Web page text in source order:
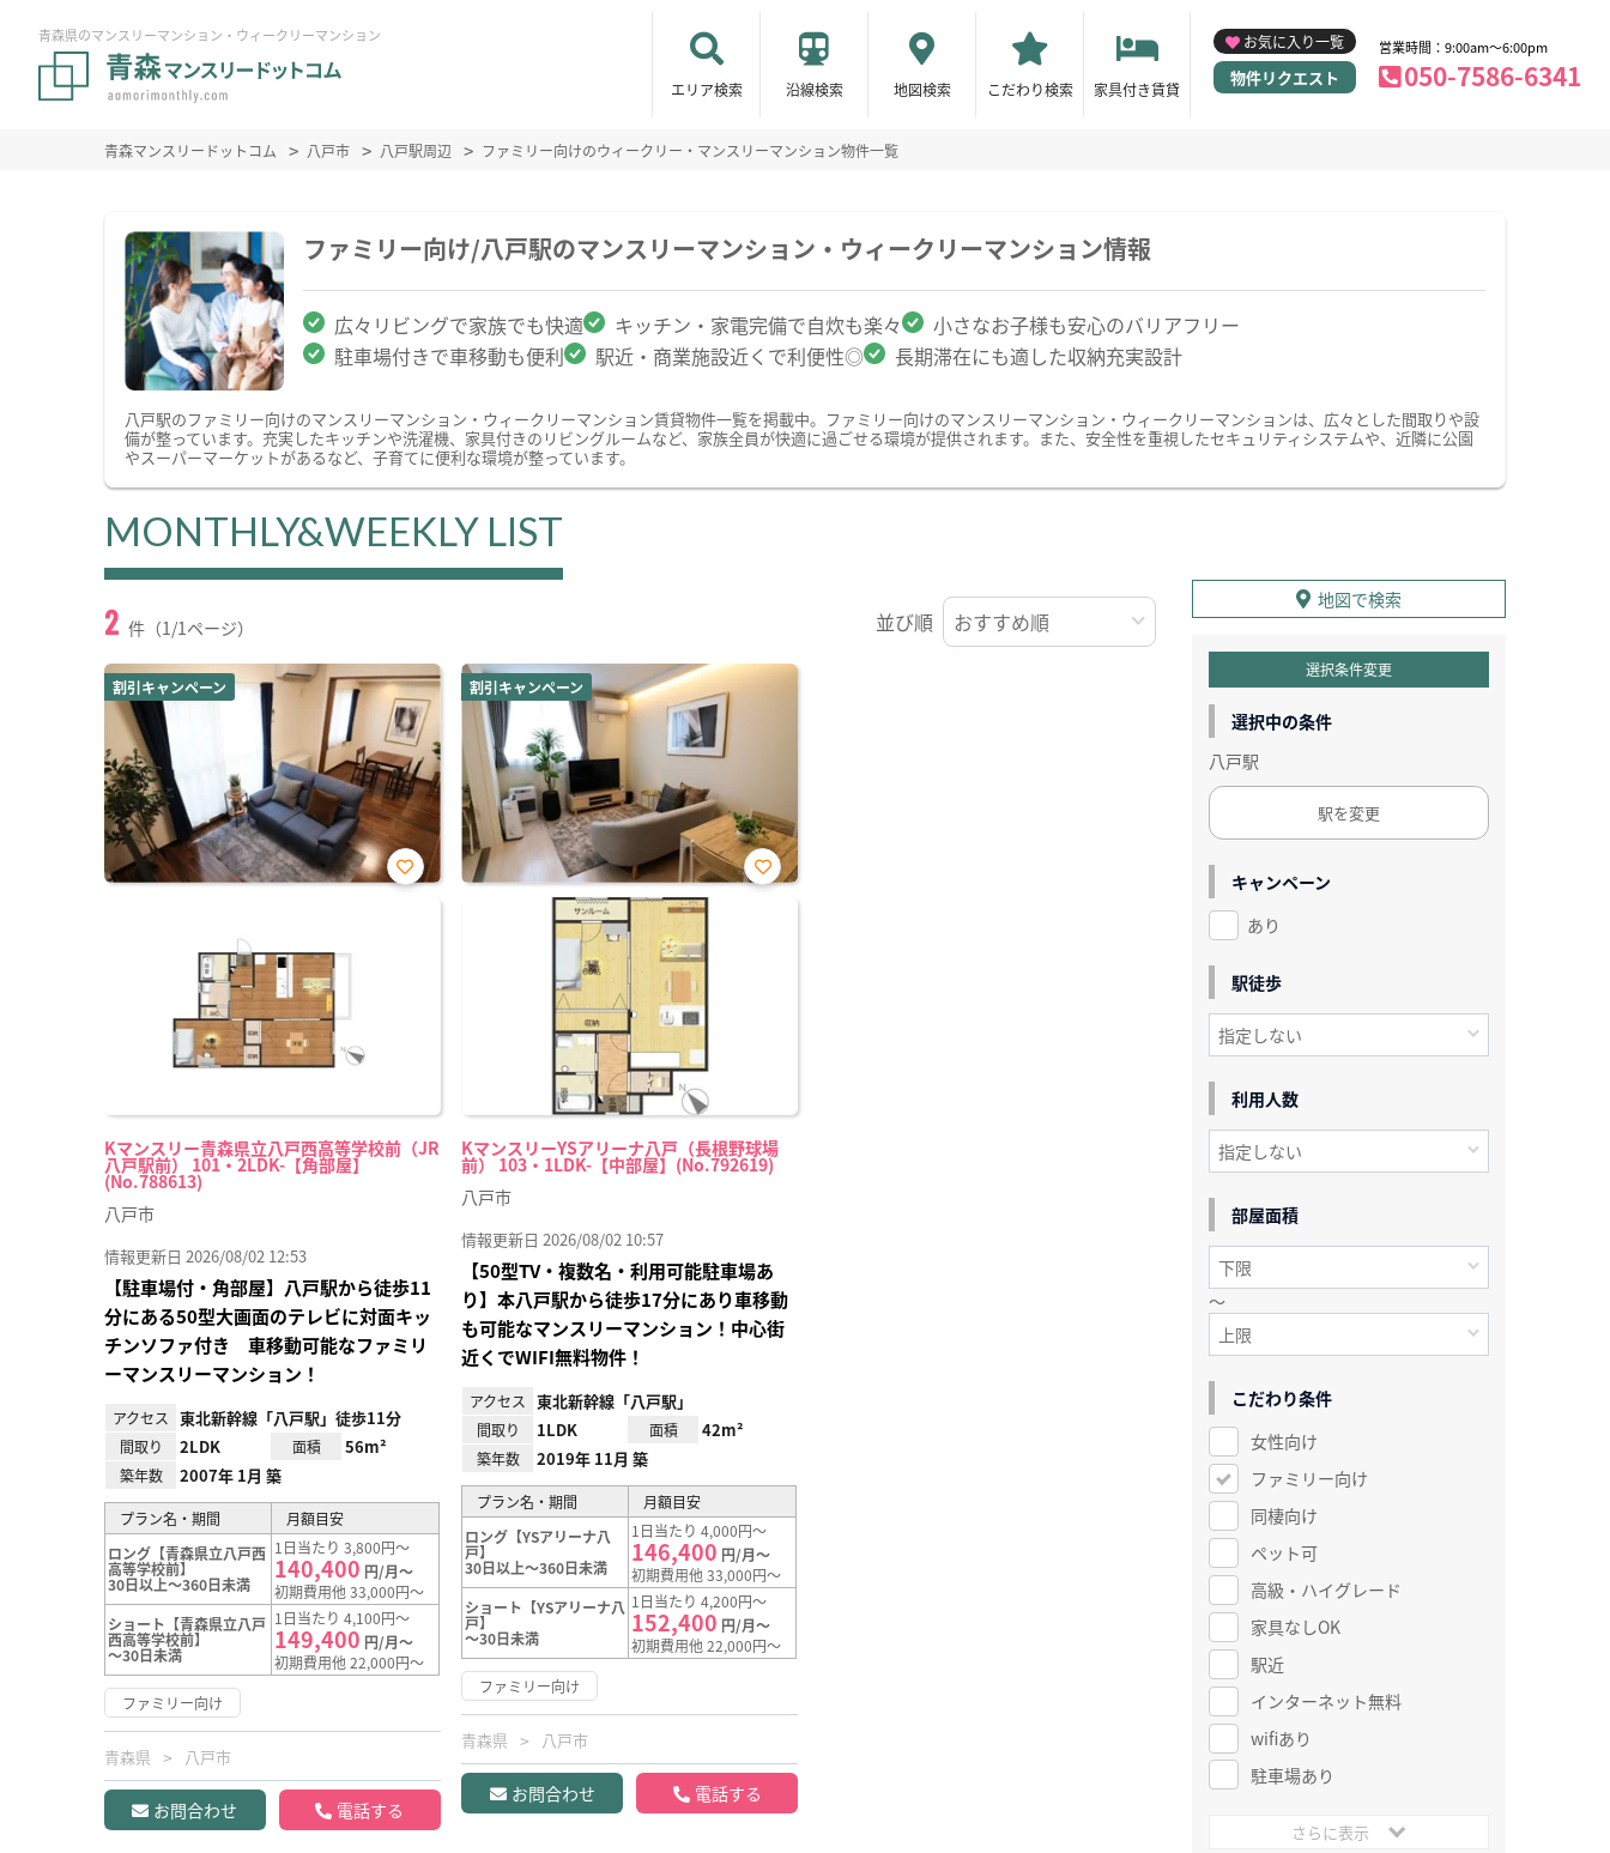
青森県のマンスリーマンション・ウィークリーマンション
エリア検索 沿線検索 地図検索 こだわり検索 家具付き賃貸
お気に入り一覧
物件リクエスト
営業時間：9:00am～6:00pm
050-7586-6341
青森マンスリードットコム 八戸市 八戸駅周辺 ファミリー向けのウィークリー・マンスリーマンション物件一覧
ファミリー向け/八戸駅のマンスリーマンション・ウィークリーマンション情報
広々リビングで家族でも快適 キッチン・家電完備で自炊も楽々
小さなお子様も安心のバリアフリー
駐車場付きで車移動も便利
駅近・商業施設近くで利便性◎ 長期滞在にも適した収納充実設計
八戸駅のファミリー向けのマンスリーマンション・ウィークリーマンション賃貸物件一覧を掲載中。ファミリー向けのマンスリーマンション・ウィークリーマンションは、広々とした間取りや設
備が整っています。充実したキッチンや洗濯機、家具付きのリビングルームなど、家族全員が快適に過ごせる環境が提供されます。また、安全性を重視したセキュリティシステムや、近隣に公園
やスーパーマーケットがあるなど、子育てに便利な環境が整っています。
MONTHLY&WEEKLY LIST
2 件（1/1ページ） 並び順
割引キャンペーン
Kマンスリー青森県立八戸西高等学校前（JR
八戸駅前） 101・2LDK-【角部屋】
(No.788613)
お気
八戸市
情報更新日 2026/08/02 12:53
【駐車場付・角部屋】八戸駅から徒歩11
分にある50型大画面のテレビに対面キッ
チンソファ付き 車移動可能なファミリ
ーマンスリーマンション！
アクセス 東北新幹線「八戸駅」徒歩11分
間取り 2LDK 面積 56m²
築年数 2007年 1月 築
プラン名・期間
月額目安
ロング【青森県立八戸西
高等学校前】
30日以上～360日未満
1日当たり 3,800円～
140,400 円/月～
初期費用他 33,000円～
ショート【青森県立八戸
西高等学校前】
～30日未満
1日当たり 4,100円～
149,400 円/月～
初期費用他 22,000円～
ファミリー向け
青森県 八戸市
お問合わせ 電話する
割引キャンペーン
KマンスリーYSアリーナ八戸（長根野球場
前） 103・1LDK-【中部屋】(No.792619)
お気
八戸市
情報更新日 2026/08/02 10:57
【50型TV・複数名・利用可能駐車場あ
り】本八戸駅から徒歩17分にあり車移動
も可能なマンスリーマンション！中心街
近くでWIFI無料物件！
アクセス 東北新幹線「八戸駅」
間取り 1LDK 面積 42m²
築年数 2019年 11月 築
プラン名・期間
月額目安
ロング【YSアリーナ八
戸】
30日以上～360日未満
1日当たり 4,000円～
146,400 円/月～
初期費用他 33,000円～
ショート【YSアリーナ八
戸】
～30日未満
1日当たり 4,200円～
152,400 円/月～
初期費用他 22,000円～
ファミリー向け
青森県 八戸市
お問合わせ 電話する
地図で検索
選択条件変更
選択中の条件
八戸駅
駅を変更
キャンペーン
あり
駅徒歩
利用人数
部屋面積
～
こだわり条件
女性向け
ファミリー向け
同棲向け
ペット可
高級・ハイグレード
家具なしOK
駅近
インターネット無料
wifiあり
駐車場あり
さらに表示